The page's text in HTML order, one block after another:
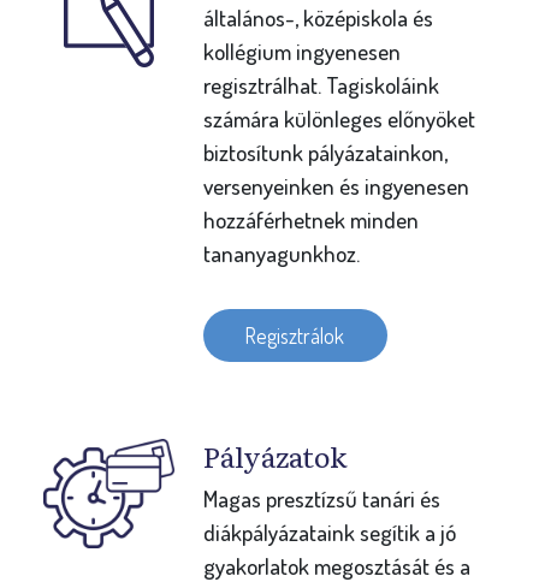
általános-, középiskola és
kollégium ingyenesen
regisztrálhat. Tagiskoláink
számára különleges előnyöket
biztosítunk pályázatainkon,
versenyeinken és ingyenesen
hozzáférhetnek minden
tananyagunkhoz.
Regisztrálok
Pályázatok
Magas presztízsű tanári és
diákpályázataink segítik a jó
gyakorlatok megosztását és a